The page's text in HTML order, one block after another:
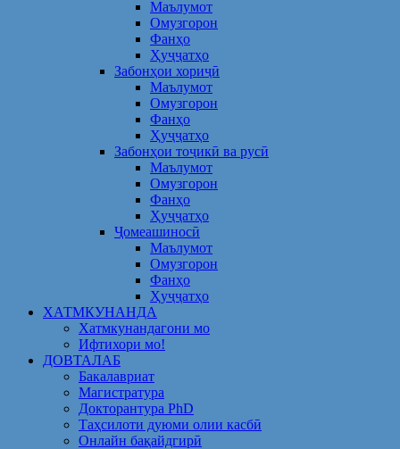
Маълумот
Омузгорон
Фанҳо
Ҳуҷҷатҳо
Забонҳои хориҷӣ
Маълумот
Омузгорон
Фанҳо
Ҳуҷҷатҳо
Забонҳои тоҷикӣ ва русӣ
Маълумот
Омузгорон
Фанҳо
Ҳуҷҷатҳо
Ҷомеашиносӣ
Маълумот
Омузгорон
Фанҳо
Ҳуҷҷатҳо
ХАТМКУНАНДА
Хатмкунандагони мо
Ифтихори мо!
ДОВТАЛАБ
Бакалавриат
Магистратура
Докторантура PhD
Таҳсилоти дуюми олии касбӣ
Онлайн бақайдгирӣ